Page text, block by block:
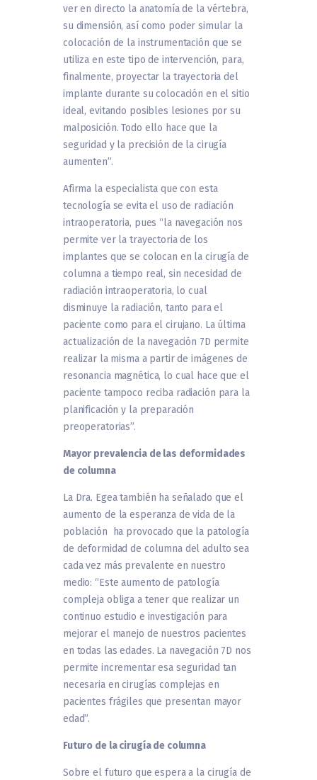
ver en directo la anatomía de la vértebra,
su dimensión, así como poder simular la
colocación de la instrumentación que se
utiliza en este tipo de intervención, para,
finalmente, proyectar la trayectoria del
implante durante su colocación en el sitio
ideal, evitando posibles lesiones por su
malposición. Todo ello hace que la
seguridad y la precisión de la cirugía
aumenten”.
Afirma la especialista que con esta
tecnología se evita el uso de radiación
intraoperatoria, pues “la navegación nos
permite ver la trayectoria de los
implantes que se colocan en la cirugía de
columna a tiempo real, sin necesidad de
radiación intraoperatoria, lo cual
disminuye la radiación, tanto para el
paciente como para el cirujano. La última
actualización de la navegación 7D permite
realizar la misma a partir de imágenes de
resonancia magnética, lo cual hace que el
paciente tampoco reciba radiación para la
planificación y la preparación
preoperatorias”.
Mayor prevalencia de las deformidades
de columna
La Dra. Egea también ha señalado que el
aumento de la esperanza de vida de la
población ha provocado que la patología
de deformidad de columna del adulto sea
cada vez más prevalente en nuestro
medio: “Este aumento de patología
compleja obliga a tener que realizar un
continuo estudio e investigación para
mejorar el manejo de nuestros pacientes
en todas las edades. La navegación 7D nos
permite incrementar esa seguridad tan
necesaria en cirugías complejas en
pacientes frágiles que presentan mayor
edad”.
Futuro de la cirugía de columna
Sobre el futuro que espera a la cirugía de